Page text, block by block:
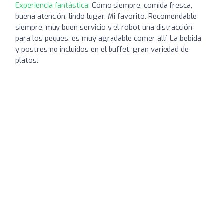
Experiencia fantástica: Cómo siempre, comida fresca,
buena atención, lindo lugar. Mi favorito. Recomendable
siempre, muy buen servicio y el robot una distracción
para los peques, es muy agradable comer allí. La bebida
y postres no incluidos en el buffet, gran variedad de
platos.